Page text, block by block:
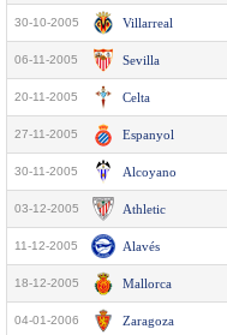
30-10-2005 Villarreal
06-11-2005 Sevilla
20-11-2005 Celta
27-11-2005 Espanyol
30-11-2005 Alcoyano
03-12-2005 Athletic
11-12-2005 Alavés
18-12-2005 Mallorca
04-01-2006 Zaragoza